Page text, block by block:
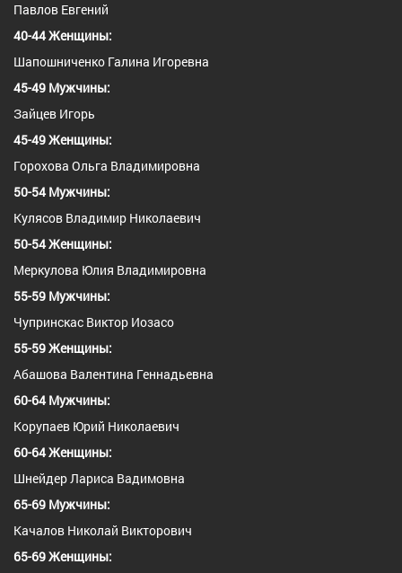
Павлов Евгений
40-44 Женщины:
Шапошниченко Галина Игоревна
45-49 Мужчины:
Зайцев Игорь
45-49 Женщины:
Горохова Ольга Владимировна
50-54 Мужчины:
Кулясов Владимир Николаевич
50-54 Женщины:
Меркулова Юлия Владимировна
55-59 Мужчины:
Чупринскас Виктор Иозасо
55-59 Женщины:
Абашова Валентина Геннадьевна
60-64 Мужчины:
Корупаев Юрий Николаевич
60-64 Женщины:
Шнейдер Лариса Вадимовна
65-69 Мужчины:
Качалов Николай Викторович
65-69 Женщины: